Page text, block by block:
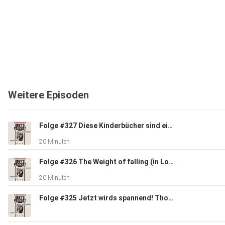
Weitere Episoden
Folge #327 Diese Kinderbücher sind ein Muss! inkl. Verlags-Interview
20 Minuten
Folge #326 The Weight of falling (in Love) inkl. Interview mit Sarah Stankewitz
20 Minuten
Folge #325 Jetzt wirds spannend! Thorn Bird & Keine Angst, Darling